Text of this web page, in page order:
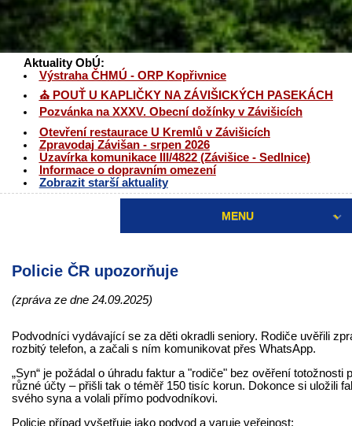
Aktuality ObÚ:
Výstraha ČHMÚ - ORP Kopřivnice
⛪ POUŤ U KAPLIČKY NA ZÁVIŠICKÝCH PASEKÁCH
Pozvánka na XXXV. Obecní dožínky v Závišicích
Otevření restaurace U Kremlů v Závišicích
Zpravodaj Závišan - srpen 2026
Uzavírka komunikace III/4822 (Závišice - Sedlnice)
Informace o dopravním omezení
Zobrazit starší aktuality
MENU
Policie ČR upozorňuje
(zpráva ze dne 24.09.2025)
Podvodníci vydávající se za děti okradli seniory. Rodiče uvěřili
rozbitý telefon, a začali s ním komunikovat přes WhatsApp.
„Syn“ je požádal o úhradu faktur a "rodiče" bez ověření totožnosti
různé účty – přišli tak o téměř 150 tisíc korun. Dokonce si uložili
svého syna a volali přímo podvodníkovi.
Policie případ vyšetřuje jako podvod a varuje veřejnost: